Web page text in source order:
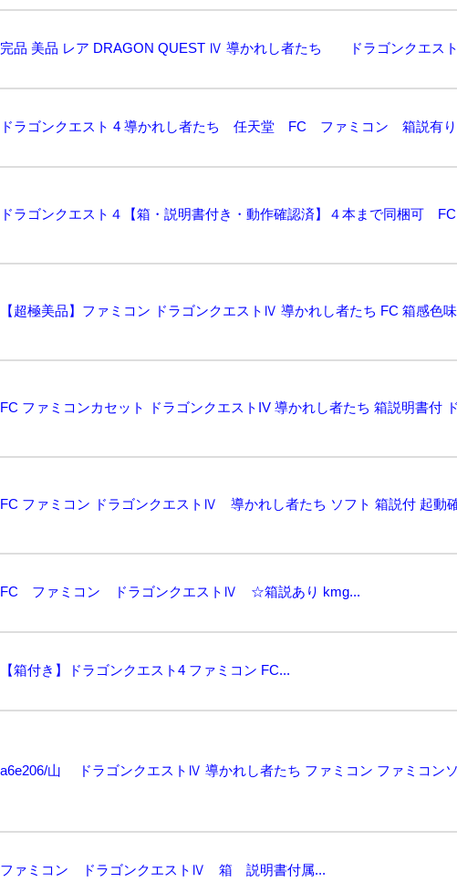
FC ファミコン ドラゴンクエストⅣ ☆箱説あり kmg...
【箱付き】ドラゴンクエスト4 ファミコン FC...
ファミコン ドラゴンクエストⅣ 箱 説明書付属...